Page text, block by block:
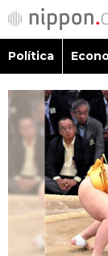
Política
Economía
Sociedad
Política